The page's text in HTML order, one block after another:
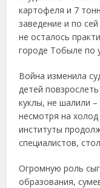
картофеля и 7
заведение и по
не осталось
городе Тобыле по
Война изменила
детей
куклы, не шалили
несмотря на
институты
специалистов,
Огромную роль
образования,